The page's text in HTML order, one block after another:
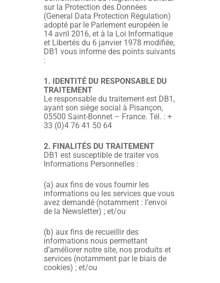
sur la Protection des Données
(General Data Protection Régulation)
adopté par le Parlement européen le
14 avril 2016, et à la Loi Informatique
et Libertés du 6 janvier 1978 modifiée,
DB1 vous informe des points suivants
:
1. IDENTITÉ DU RESPONSABLE DU
TRAITEMENT
Le responsable du traitement est DB1,
ayant son siège social à Pisançon,
05500 Saint-Bonnet – France. Tél. : +
33 (0)4 76 41 50 64
2. FINALITÉS DU TRAITEMENT
DB1 est susceptible de traiter vos
Informations Personnelles :
(a) aux fins de vous fournir les
informations ou les services que vous
avez demandé (notamment : l’envoi
de la Newsletter) ; et/ou
(b) aux fins de recueillir des
informations nous permettant
d’améliorer notre site, nos produits et
services (notamment par le biais de
cookies) ; et/ou